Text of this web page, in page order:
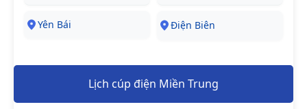
Yên Bái Điện Biên
Lịch cúp điện Miền Trung